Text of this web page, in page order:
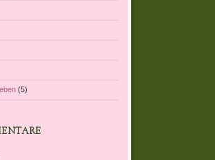
(5)